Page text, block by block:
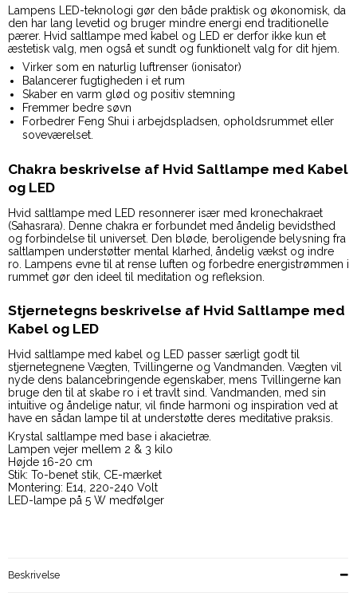
Lampens LED-teknologi gør den både praktisk og økonomisk, da
den har lang levetid og bruger mindre energi end traditionelle
pærer. Hvid saltlampe med kabel og LED er derfor ikke kun et
æstetisk valg, men også et sundt og funktionelt valg for dit hjem.
Virker som en naturlig luftrenser (ionisator)
Balancerer fugtigheden i et rum
Skaber en varm glød og positiv stemning
Fremmer bedre søvn
Forbedrer Feng Shui i arbejdspladsen, opholdsrummet eller
soveværelset.
Chakra beskrivelse af Hvid Saltlampe med Kabel
og LED
Hvid saltlampe med LED resonnerer især med kronechakraet
(Sahasrara). Denne chakra er forbundet med åndelig bevidsthed
og forbindelse til universet. Den bløde, beroligende belysning fra
saltlampen understøtter mental klarhed, åndelig vækst og indre
ro. Lampens evne til at rense luften og forbedre energistrømmen i
rummet gør den ideel til meditation og refleksion.
Stjernetegns beskrivelse af Hvid Saltlampe med
Kabel og LED
Hvid saltlampe med kabel og LED passer særligt godt til
stjernetegnene Vægten, Tvillingerne og Vandmanden. Vægten vil
nyde dens balancebringende egenskaber, mens Tvillingerne kan
bruge den til at skabe ro i et travlt sind. Vandmanden, med sin
intuitive og åndelige natur, vil finde harmoni og inspiration ved at
have en sådan lampe til at understøtte deres meditative praksis.
Krystal saltlampe med base i akacietræ.
Lampen vejer mellem 2 & 3 kilo
Højde 16-20 cm
Stik: To-benet stik, CE-mærket
Montering: E14, 220-240 Volt
LED-lampe på 5 W medfølger
Beskrivelse